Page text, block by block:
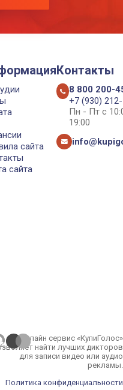
сайта
сайта
Контакты
8 800 200-
+7 (930)
Пн - Пт с
19:00
Онлайн сервис «КупиГолос»
найти лучших дикторов
для записи видео или аудио
рекламы.
Политика конфиденциальности